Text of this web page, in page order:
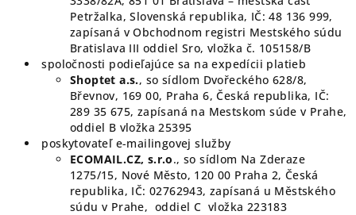
Petržalka, Slovenská republika, IČ: 48 136 999,
zapísaná v Obchodnom registri Mestského súdu
Bratislava III oddiel Sro, vložka č. 105158/B
spoločnosti podieľajúce sa na expedícii platieb
Shoptet a.s., so sídlom Dvořeckého 628/8,
Břevnov, 169 00, Praha 6, Česká republika, IČ:
289 35 675, zapísaná na Mestskom súde v Prahe,
oddiel B vložka 25395
poskytovateľ e-mailingovej služby
ECOMAIL.CZ, s.r.o., so sídlom Na Zderaze
1275/15, Nové Město, 120 00 Praha 2, Česká
republika, IČ: 02762943, zapísaná u Městského
súdu v Prahe, oddiel C vložka 223183